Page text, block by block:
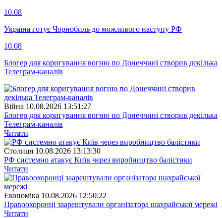
10.08
Україна готує Чорнобиль до можливого наступу РФ
10.08
Блогер для коригування вогню по Донеччині створив декілька
Телеграм-каналів
Війна 10.08.2026 13:51:27
Блогер для коригування вогню по Донеччині створив декілька
Телеграм-каналів
Читати
Столиця 10.08.2026 13:13:30
РФ системно атакує Київ через виробництво балістики
Читати
Економіка 10.08.2026 12:50:22
Правоохоронці заарештували організатора шахрайської мережі
Читати